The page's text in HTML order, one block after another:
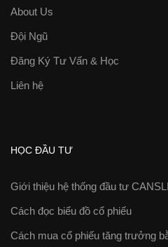
About Us
Đội Ngũ
Đăng Ký Tư Vấn & Học
Liên hệ
HỌC ĐẦU TƯ
Giới thiệu hệ thống đầu tư
Cách đọc biểu đồ cổ phiếu
Cách mua cổ phiếu tăng trưởng